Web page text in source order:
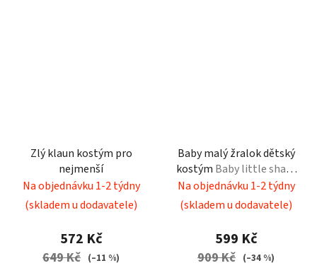
Zlý klaun kostým pro
nejmenší
Na objednávku 1-2 týdny
(skladem u dodavatele)
572 Kč
649 Kč (–11 %)
Baby malý žralok dětský
kostým Baby little shark
costume
Na objednávku 1-2 týdny
(skladem u dodavatele)
599 Kč
909 Kč (–34 %)